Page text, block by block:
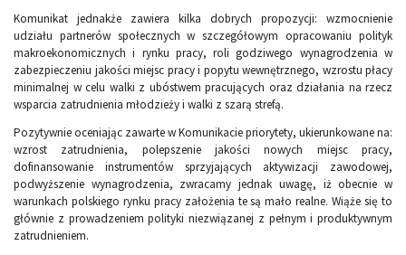
Komunikat jednakże zawiera kilka dobrych propozycji: wzmocnienie
udziału partnerów społecznych w szczegółowym opracowaniu polityk
makroekonomicznych i rynku pracy, roli godziwego wynagrodzenia w
zabezpieczeniu jakości miejsc pracy i popytu wewnętrznego, wzrostu płacy
minimalnej w celu walki z ubóstwem pracujących oraz działania na rzecz
wsparcia zatrudnienia młodzieży i walki z szarą strefą.
Pozytywnie oceniając zawarte w Komunikacie priorytety, ukierunkowane na:
wzrost zatrudnienia, polepszenie jakości nowych miejsc pracy,
dofinansowanie instrumentów sprzyjających aktywizacji zawodowej,
podwyższenie wynagrodzenia, zwracamy jednak uwagę, iż obecnie w
warunkach polskiego rynku pracy założenia te są mało realne. Wiąże się to
głównie z prowadzeniem polityki niezwiązanej z pełnym i produktywnym
zatrudnieniem.